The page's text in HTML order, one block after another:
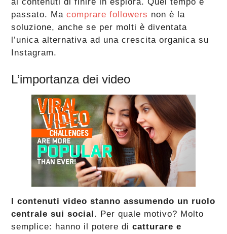
passato. Macomprare followers non è la
soluzione, anche se per molti è diventata
l’unica alternativa ad una crescita organica su
Instagram.
L’importanza dei video
I contenuti video stanno assumendo un ruolo
centrale sui social . Per quale motivo? Molto
semplice: hanno il potere dicatturare e